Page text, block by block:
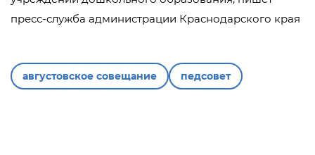
пресс-служба администрации Краснодарского края
августовское совещание педсовет